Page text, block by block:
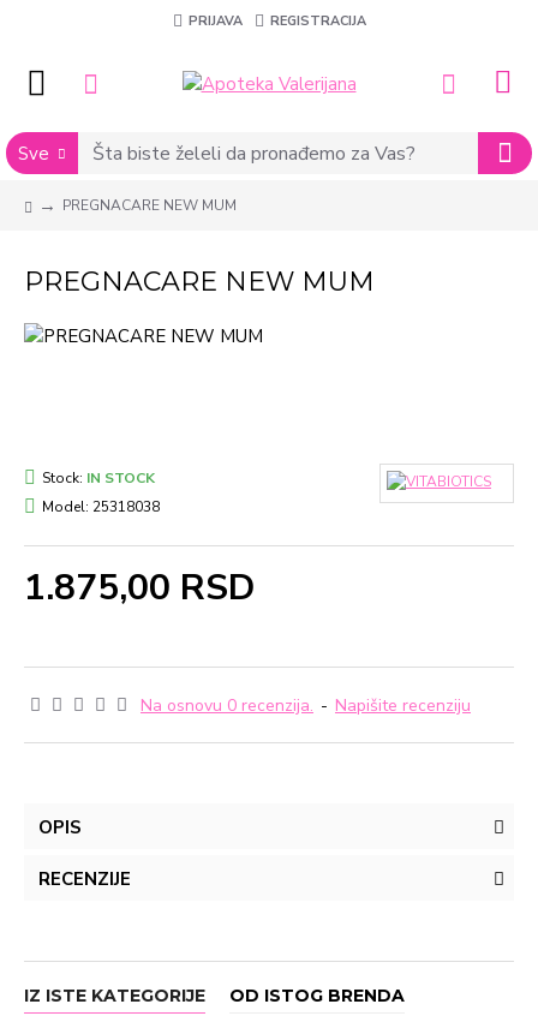
PRIJAVA REGISTRACIJA
Sve
PREGNACARE NEW MUM
PREGNACARE NEW MUM
Na osnovu 0 recenzija. - Napišite recenziju
1.875,00 RSD
Stock: IN STOCK
Model: 25318038
OPIS
RECENZIJE
IZ ISTE KATEGORIJE OD ISTOG BRENDA